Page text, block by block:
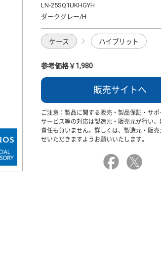
LN-25SQ1UKHGYH
ダークグレー/H
ケース ハイブリット
参考価格￥1,980
販売サイトへ
ご注意：製品に関する販売・製品保証・サ
サービス等の対応は製造元・販売元が行い
責任も負いません。詳しくは、製造元・販
せいただきますようお願いいたします。